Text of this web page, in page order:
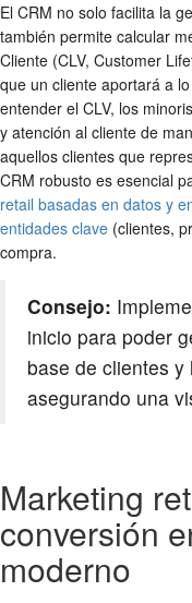
El CRM no solo facilita la
también permite calcular
Cliente (CLV, Customer
que un cliente aportará a
entender el CLV, los
y atención al cliente de
aquellos clientes que
CRM robusto es esencial
retail basadas en datos y
entidades clave (clientes,
compra.
Consejo:
inicio para poder
base de clientes
asegurando una
Marketing
conversión
moderno